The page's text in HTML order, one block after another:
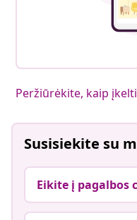
Peržiūrėkite, kaip
Susisiekite su
Eikite į pagalbos